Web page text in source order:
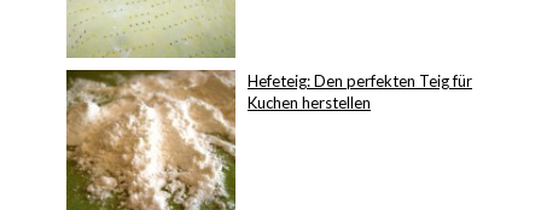
Hefeteig: Den perfekten Teig für
Kuchen herstellen